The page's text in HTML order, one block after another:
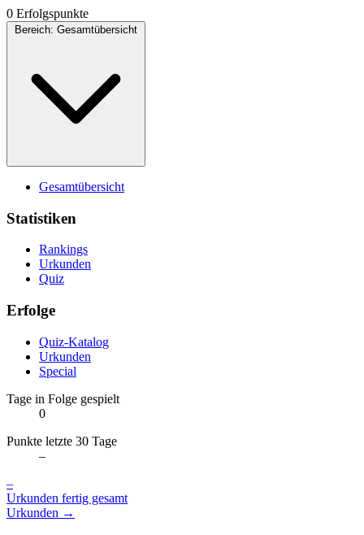
0 Erfolgspunkte
Bereich: Gesamtübersicht
Gesamtübersicht
Statistiken
Rankings
Urkunden
Quiz
Erfolge
Quiz-Katalog
Urkunden
Special
Tage in Folge gespielt
0
Punkte letzte 30 Tage
–
–
Urkunden fertig gesamt
Urkunden →